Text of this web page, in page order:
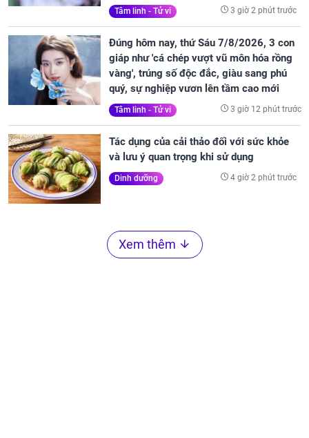
Tâm linh - Tử vi 3 giờ 2 phút trước
Đúng hôm nay, thứ Sáu 7/8/2026, 3 con
giáp như 'cá chép vượt vũ môn hóa rồng
vàng', trúng số độc đắc, giàu sang phú
quý, sự nghiệp vươn lên tầm cao mới
Tâm linh - Tử vi 3 giờ 12 phút trước
Tác dụng của cải thảo đối với sức khỏe
và lưu ý quan trọng khi sử dụng
Dinh dưỡng 4 giờ 2 phút trước
Xem thêm